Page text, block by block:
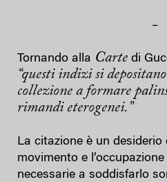
–
Tornando alla Carte di
“questi indizi si
collezione a formare
rimandi eterogenei.”
La citazione è un desiderio
movimento e
necessarie a soddisfarlo